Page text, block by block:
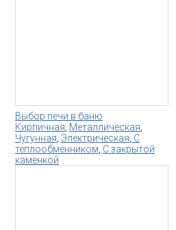
Выбор печи в баню
Кирпичная Металлическая
Чугунная Электрическая С
теплообменником С закрытой
каменкой